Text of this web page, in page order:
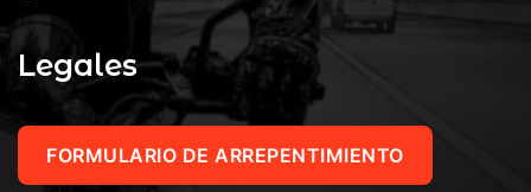
Legales
FORMULARIO DE ARREPENTIMIENTO